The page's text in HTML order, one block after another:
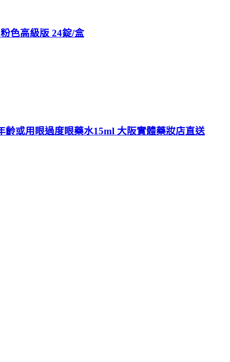
色高級版 24錠/盒
齡或用眼過度眼藥水15ml 大阪實體藥妝店直送